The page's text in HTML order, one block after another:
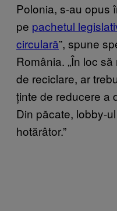
Polonia, s-au opus
pe pachetul
circulară”, spune
România. „În loc
de reciclare, ar
ținte de reducere a
Din păcate, lobby-
hotărâtor.”